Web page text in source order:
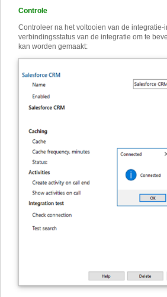
Controle
Controleer na het voltooien van de integratie-
verbindingsstatus van de integratie om te
kan worden gemaakt: